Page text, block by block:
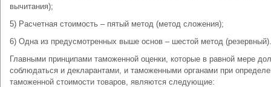
вычитания);
5) Расчетная стоимость – пятый метод (метод сложения);
6) Одна из предусмотренных выше основ – шестой метод (резервный).
Главными принципами таможенной оценки, которые в равной мере
соблюдаться и декларантами, и таможенными органами при
таможенной стоимости товаров, являются следующие: